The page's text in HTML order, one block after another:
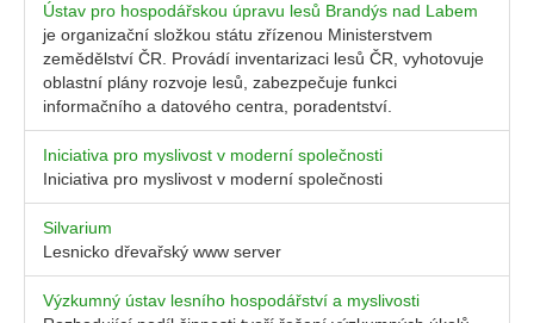
Ústav pro hospodářskou úpravu lesů Brandýs nad Labem
je organizační složkou státu zřízenou Ministerstvem
zemědělství ČR. Provádí inventarizaci lesů ČR, vyhotovuje
oblastní plány rozvoje lesů, zabezpečuje funkci
informačního a datového centra, poradentství.
Iniciativa pro myslivost v moderní společnosti
Iniciativa pro myslivost v moderní společnosti
Silvarium
Lesnicko dřevařský www server
Výzkumný ústav lesního hospodářství a myslivosti